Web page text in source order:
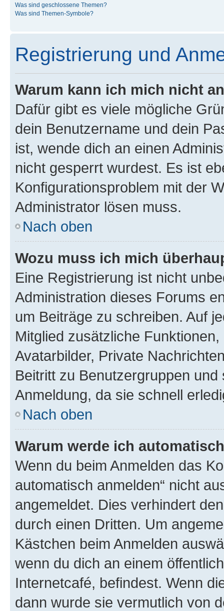
Was sind geschlossene Themen?
Was sind Themen-Symbole?
Registrierung und
Warum kann ich mich nicht
Dafür gibt es viele mögliche
dein Benutzername und dein
ist, wende dich an einen
nicht gesperrt wurdest. Es ist
Konfigurationsproblem mit der
Administrator lösen muss.
Nach oben
Wozu muss ich mich
Eine Registrierung ist nicht
Administration dieses Forums
um Beiträge zu schreiben. Auf
Mitglied zusätzliche
Avatarbilder, Private
Beitritt zu Benutzergruppen
Anmeldung, da sie schnell
Nach oben
Warum werde ich
Wenn du beim Anmelden das
automatisch anmelden“ nicht
angemeldet. Dies verhindert
durch einen Dritten. Um
Kästchen beim Anmelden
wenn du dich an einem
Internetcafé, befindest. Wenn
dann wurde sie vermutlich von